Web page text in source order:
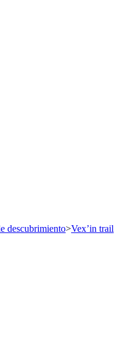
descubrimiento>Vex’in trail